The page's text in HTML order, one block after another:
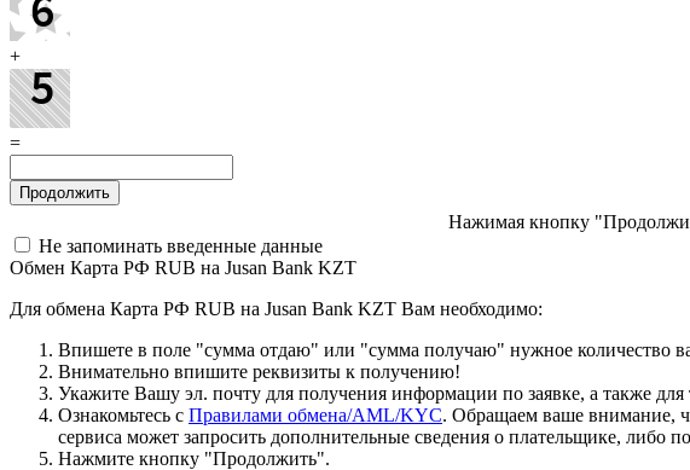
+
=
Нажимая кнопку
Не запоминать введенные данные
Обмен Карта РФ RUB на Jusan Bank KZT
Для обмена Карта РФ RUB на Jusan Bank KZT Вам необходимо:
Впишете в поле "сумма отдаю" или "сумма получаю" нужное количество
Внимательно впишите реквизиты к получению!
Укажите Вашу эл. почту для получения информации по заявке, а также
Ознакомьтесь с Правилами обмена/AML/KYC. Обращаем ваше внимание,
сервиса может запросить дополнительные сведения о плательщике,
Нажмите кнопку "Продолжить".